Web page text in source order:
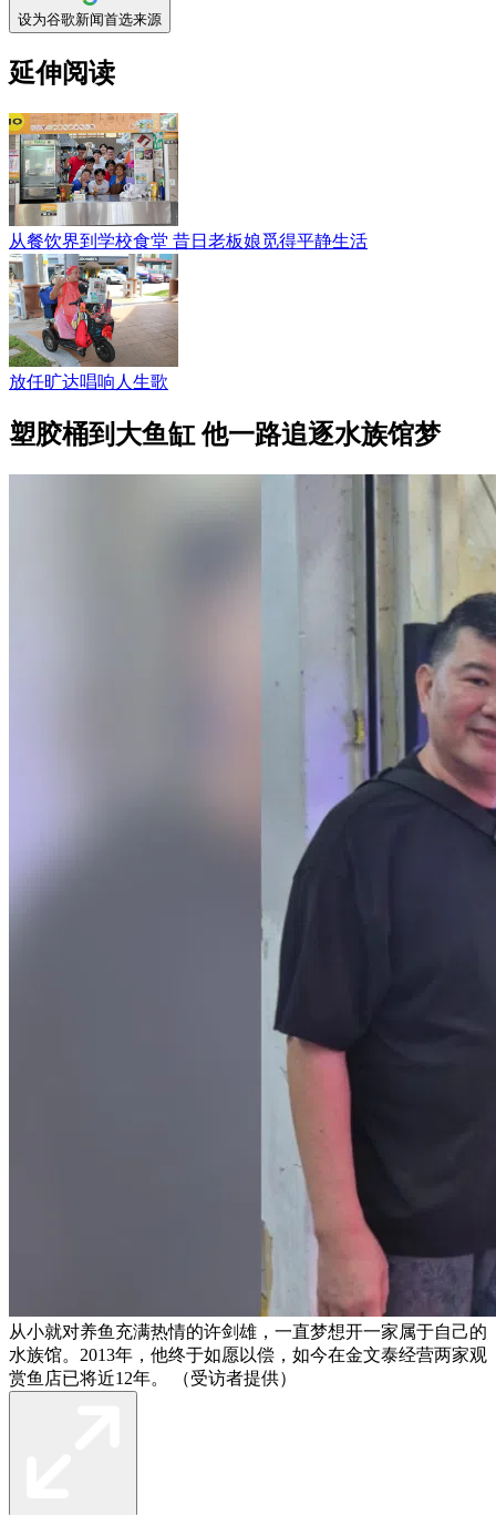
设为谷歌新闻首选来源
延伸阅读
从餐饮界到学校食堂 昔日老板娘觅得平静生活
放任旷达唱响人生歌
塑胶桶到大鱼缸 他一路追逐水族馆梦
从小就对养鱼充满热情的许剑雄，一直梦想开一家属于自己的
水族馆。2013年，他终于如愿以偿，如今在金文泰经营两家观
赏鱼店已将近12年。 （受访者提供）